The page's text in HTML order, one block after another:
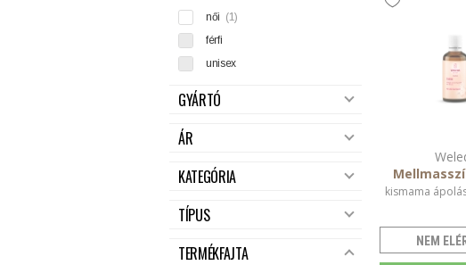
női (1)
férfi
unisex
GYÁRTÓ
ÁR
KATEGÓRIA
TÍPUS
TERMÉKFAJTA
kismama
NEM